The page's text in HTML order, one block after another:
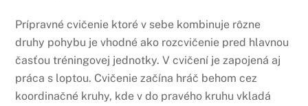
Prípravné cvičenie ktoré v sebe kombinuje rôzne
druhy pohybu je vhodné ako rozcvičenie pred hlavnou
časťou tréningovej jednotky. V cvičení je zapojená aj
práca s loptou. Cvičenie začína hráč behom cez
koordinačné kruhy, kde v do pravého kruhu vkladá